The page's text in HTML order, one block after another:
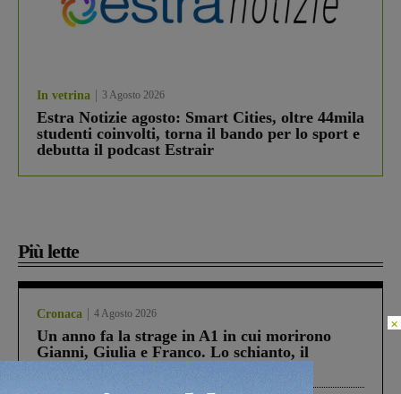
In vetrina 3 Agosto 2026
Estra Notizie agosto: Smart Cities, oltre 44mila
studenti coinvolti, torna il bando per lo sport e
debutta il podcast Estrair
Più lette
Cronaca 4 Agosto 2026
Un anno fa la strage in A1 in cui morirono
Gianni, Giulia e Franco. Lo schianto, il
×